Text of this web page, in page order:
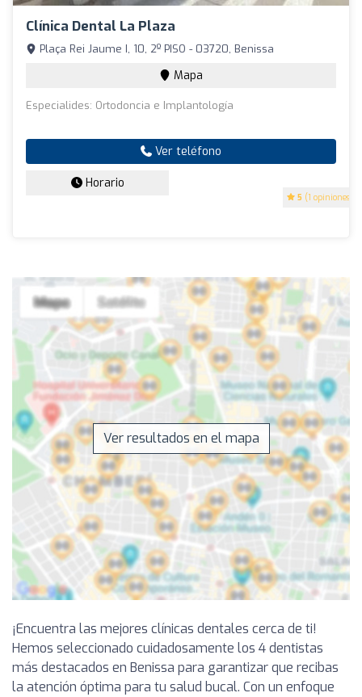
Clínica Dental La Plaza
5 (1 opiniones)
Plaça Rei Jaume I, 10, 2º PISO - 03720, Benissa
Mapa
Especialides: Ortodoncia e Implantología
Ver teléfono
Horario
Ver resultados en el mapa
¡Encuentra las mejores clínicas dentales cerca de ti!
Hemos seleccionado cuidadosamente los 4 dentistas
más destacados en Benissa para garantizar que recibas
la atención óptima para tu salud bucal. Con un enfoque